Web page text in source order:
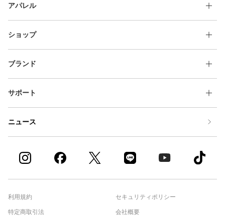
アパレル
ショップ
ブランド
サポート
ニュース
利用規約
特定商取引法
セキュリティポリシー
会社概要